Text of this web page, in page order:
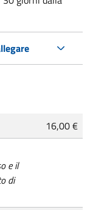
16,00 €
e il
di